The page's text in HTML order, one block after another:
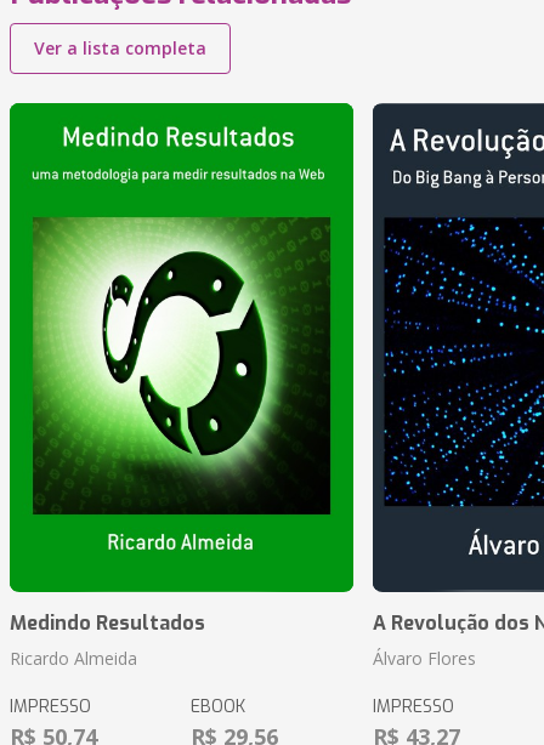
Ver a lista completa
Medindo Resultados
Ricardo Almeida
IMPRESSO
R$ 50,74
EBOOK
R$ 29,56
A Revolução dos
Álvaro Flores
IMPRESSO
R$ 43,27